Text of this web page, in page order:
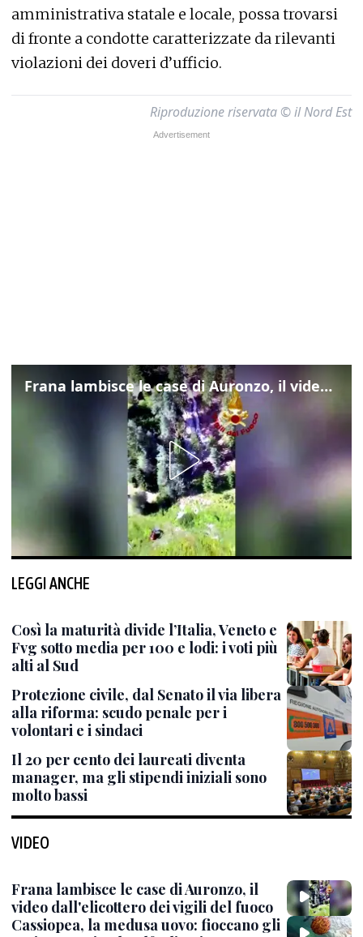
amministrativa statale e locale, possa trovarsi
di fronte a condotte caratterizzate da rilevanti
violazioni dei doveri d’ufficio.
Riproduzione riservata © il Nord Est
Frana lambisce le case di Auronzo, il video dall'elicottero dei vigili del fuoco
LEGGI ANCHE
Così la maturità divide l’Italia, Veneto e
Fvg sotto media per 100 e lodi: i voti più
alti al Sud
Protezione civile, dal Senato il via libera
alla riforma: scudo penale per i
volontari e i sindaci
Il 20 per cento dei laureati diventa
manager, ma gli stipendi iniziali sono
molto bassi
VIDEO
Frana lambisce le case di Auronzo, il
video dall'elicottero dei vigili del fuoco
Cassiopea, la medusa uovo: fioccano gli